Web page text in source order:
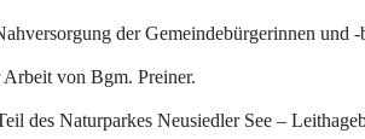
der Gemeindebürgerinnen und -
von Bgm. Preiner.
des Naturparkes Neusiedler See –